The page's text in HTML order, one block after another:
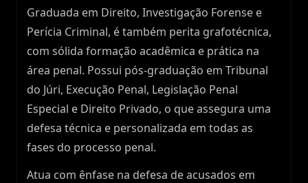
Graduada em Direito, Investigação Forense e
Perícia Criminal, é também perita grafotécnica,
com sólida formação acadêmica e prática na
área penal. Possui pós-graduação em Tribunal
do Júri, Execução Penal, Legislação Penal
Especial e Direito Privado, o que assegura uma
defesa técnica e personalizada em todas as
fases do processo penal.
Atua com ênfase na defesa de acusados em